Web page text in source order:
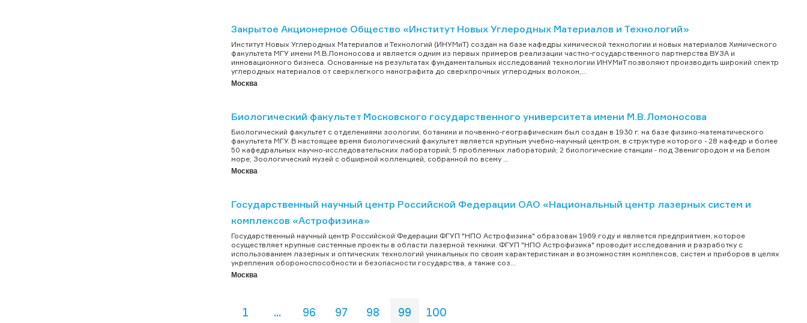
Закрытое Акционерное Общество «Институт Новых Углеродных Материалов и Технологий»
Институт Новых Углеродных Материалов и Технологий (ИНУМиТ) создан на базе кафедры химической технологии и новых материалов Химического
факультета МГУ имени М.В.Ломоносова и является одним из первых примеров реализации частно-государственного партнерства ВУЗА и
инновационного бизнеса. Основанные на результатах фундаментальных исследований технологии ИНУМиТ позволяют производить широкий спектр
углеродных материалов от сверхлегкого нанографита до сверхпрочных углеродных волокон,...
Москва
Биологический факультет Московского государственного университета имени М.В.Ломоносова
Биологический факультет с отделениями зоологии, ботаники и почвенно-географическим был создан в 1930 г. на базе физико-математического
факультета МГУ. В настоящее время биологический факультет является крупным учебно-научный центром, в структуре которого - 28 кафедр и более
50 кафедральных научно-исследовательских лабораторий; 5 проблемных лабораторий; 2 биологические станции - под Звенигородом и на Белом
море; Зоологический музей с обширной коллекцией, собранной по всему ...
Москва
Государственный научный центр Российской Федерации ОАО «Национальный центр лазерных систем и
комплексов «Астрофизика»
Государственный научный центр Российской Федерации ФГУП "НПО Астрофизика" образован 1969 году и является предприятием, которое
осуществляет крупные системные проекты в области лазерной техники. ФГУП "НПО Астрофизика" проводит исследования и разработку с
использованием лазерных и оптических технологий уникальных по своим характеристикам и возможностям комплексов, систем и приборов в целях
укрепления обороноспособности и безопасности государства, а также соз...
Москва
1 ... 96 97 98 99 100